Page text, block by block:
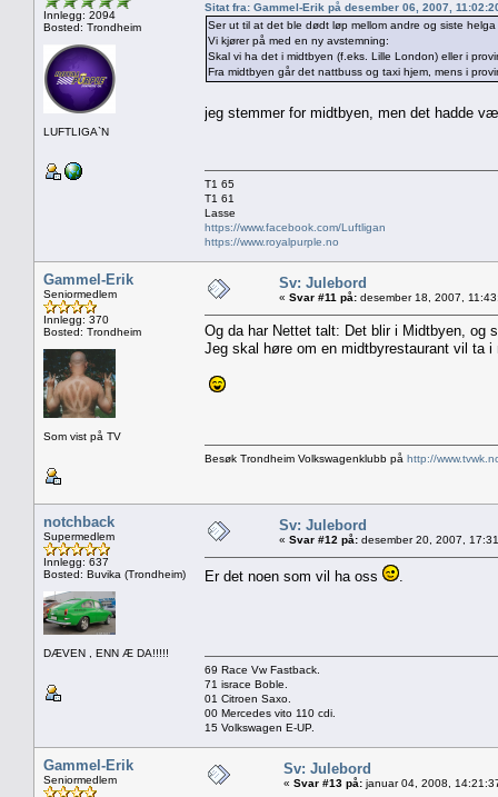
Innlegg: 2094
Bosted: Trondheim
LUFTLIGA`N
Sitat fra: Gammel-Erik på desember 06, 2007,
Ser ut til at det ble dødt løp mellom andre og siste helga
Vi kjører på med en ny avstemning:
Skal vi ha det i midtbyen (f.eks. Lille London) eller i
Fra midtbyen går det nattbuss og taxi hjem, mens i
jeg stemmer for midtbyen, men det hadde
T1 65
T1 61
Lasse
https://www.facebook.com/Luftligan
https://www.royalpurple.no
Gammel-Erik
Seniormedlem
Innlegg: 370
Bosted: Trondheim
Som vist på TV
Sv: Julebord
« Svar #11 på: desember 18, 2007,
Og da har Nettet talt: Det blir i Midtbyen, og
Jeg skal høre om en midtbyrestaurant vil ta i
Besøk Trondheim Volkswagenklubb på http://
notchback
Supermedlem
Innlegg: 637
Bosted: Buvika (Trondheim)
DÆVEN , ENN Æ DA!!!!!
Sv: Julebord
« Svar #12 på: desember 20, 2007,
Er det noen som vil ha oss .
69 Race Vw Fastback.
71 israce Boble.
01 Citroen Saxo.
00 Mercedes vito 110 cdi.
15 Volkswagen E-UP.
Gammel-Erik
Seniormedlem
Sv: Julebord
« Svar #13 på: januar 04, 2008,